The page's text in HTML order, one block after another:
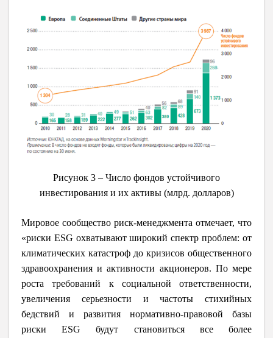
Рисунок 3 – Число фондов устойчивого
инвестирования и их активы (млрд. долларов)
Мировое сообщество риск-менеджмента отмечает, что
«риски ESG охватывают широкий спектр проблем: от
климатических катастроф до кризисов общественного
здравоохранения и активности акционеров. По мере
роста требований к социальной ответственности,
увеличения серьезности и частоты стихийных
бедствий и развития нормативно-правовой базы
риски ESG будут становиться все более